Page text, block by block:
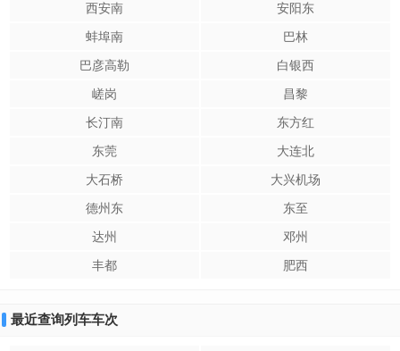
西安南
安阳东
蚌埠南
巴林
巴彦高勒
白银西
嵯岗
昌黎
长汀南
东方红
东莞
大连北
大石桥
大兴机场
德州东
东至
达州
邓州
丰都
肥西
最近查询列车车次